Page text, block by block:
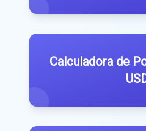
Calculadora de